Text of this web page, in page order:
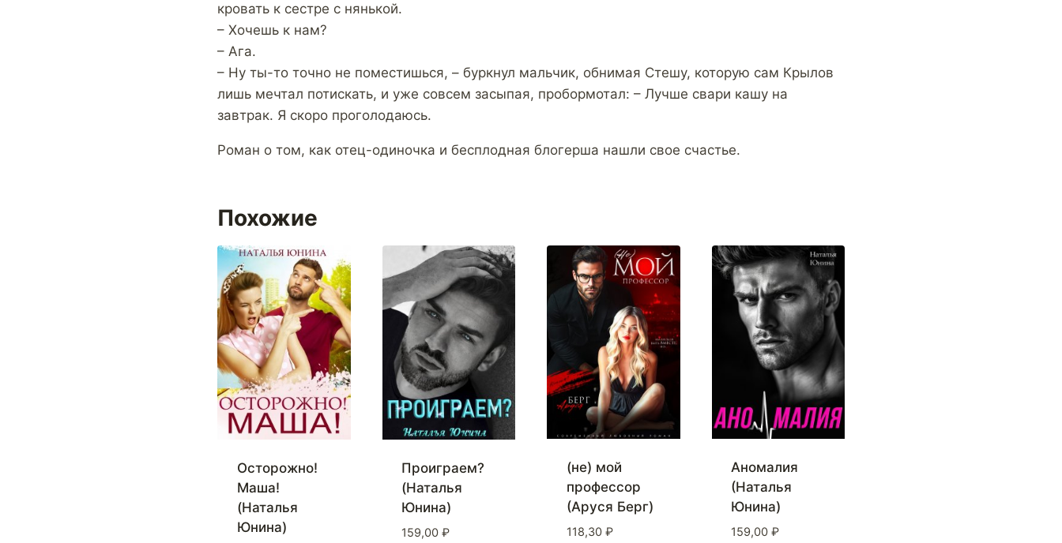
кровать к сестре с нянькой.
– Хочешь к нам?
– Ага.
– Ну ты-то точно не поместишься, – буркнул мальчик, обнимая Стешу, которую сам Крылов
лишь мечтал потискать, и уже совсем засыпая, пробормотал: – Лучше свари кашу на
завтрак. Я скоро проголодаюсь.
Роман о том, как отец-одиночка и бесплодная блогерша нашли свое счастье.
Похожие
Осторожно!
Маша!
(Наталья
Юнина)
Проиграем?
(Наталья
Юнина)
159,00 ₽
(не) мой
профессор
(Аруся Берг)
118,30 ₽
Аномалия
(Наталья
Юнина)
159,00 ₽